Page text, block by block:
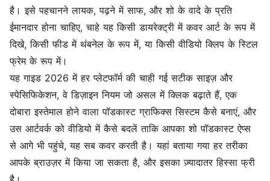
है। इसे पहचानने लायक, पढ़ने में साफ, और शो के वादे के प्रति
ईमानदार होना चाहिए, चाहे यह किसी डायरेक्ट्री में कवर आर्ट के रूप में
दिखे, किसी फीड में थंबनेल के रूप में, या किसी वीडियो क्लिप के स्टिल
फ्रेम के रूप में।
यह गाइड 2026 में हर प्लेटफॉर्म की चाही गई सटीक साइज़ और
स्पेसिफिकेशन, वे डिज़ाइन नियम जो असल में क्लिक बढ़ाते हैं, एक
दोबारा इस्तेमाल होने वाला पॉडकास्ट ग्राफिक्स सिस्टम कैसे बनाएं, और
उस आर्टवर्क को वीडियो में कैसे बदलें ताकि आपका शो पॉडकास्ट ऐप्स
से आगे भी पहुंचे, यह सब कवर करती है। यहां बताया गया हर तरीका
आपके ब्राउज़र में किया जा सकता है, और इसका ज़्यादातर हिस्सा फ्री